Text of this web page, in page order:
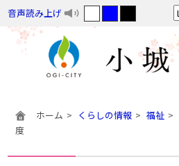
音声読み上げ
ホーム くらしの情報 福祉
度